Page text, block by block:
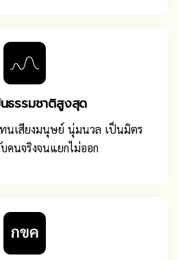
นธรรมชาติสูงสุด
ทนเสียงมนุษย์ นุ่มนวล เป็นมิตร
คนจริงจนแยกไม่ออก